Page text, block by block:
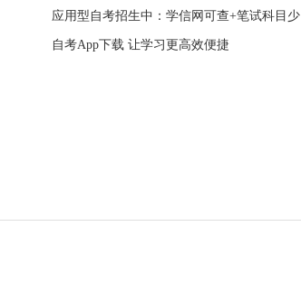
应用型自考招生中：学信网可查+笔试科目少
自考App下载 让学习更高效便捷